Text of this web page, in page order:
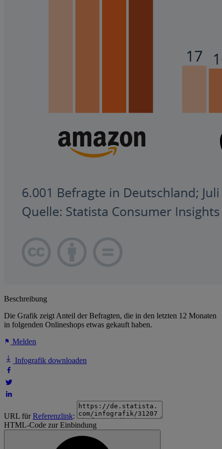
Beschreibung
Die Grafik zeigt Anteil der Befragten, die in den letzten 12 Monaten
in folgenden Onlineshops etwas gekauft haben.
Melden
Infografik downloaden
URL fürReferenzlink:
HTML-Code zur Einbindung